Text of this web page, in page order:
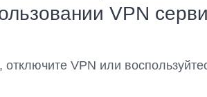
VPN
отключите VPN или